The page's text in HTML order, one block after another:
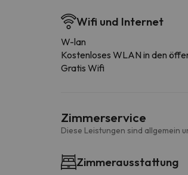
Wifi und Internet
W-lan
Kostenloses WLAN in den
Gratis Wifi
Zimmerservice
Diese Leistungen sind allgemein
Zimmerausstattung